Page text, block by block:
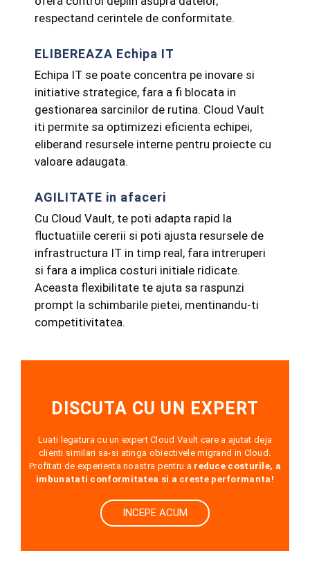
respectand cerintele de conformitate.
ELIBEREAZA Echipa IT
Echipa IT se poate concentra pe inovare si
initiative strategice, fara a fi blocata in
gestionarea sarcinilor de rutina. Cloud Vault
iti permite sa optimizezi eficienta echipei,
eliberand resursele interne pentru proiecte cu
valoare adaugata.
AGILITATE in afaceri
Cu Cloud Vault, te poti adapta rapid la
fluctuatiile cererii si poti ajusta resursele de
infrastructura IT in timp real, fara intreruperi
si fara a implica costuri initiale ridicate.
Aceasta flexibilitate te ajuta sa raspunzi
prompt la schimbarile pietei, mentinandu-ti
competitivitatea.
DISCUTA CU UN EXPERT
Luati legatura cu un expert Cloud Vault care a ajutat deja
clienti similari sa-si atinga obiectivele migrand in Cloud .
Profitati de experienta noastra pentru areduce costurile, a
imbunatati conformitatea si a creste performanta!
INCEPE ACUM